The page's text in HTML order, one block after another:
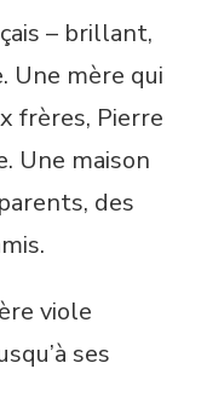
– brillant,
Une mère qui
frères, Pierre
Une maison
des
viole
ses